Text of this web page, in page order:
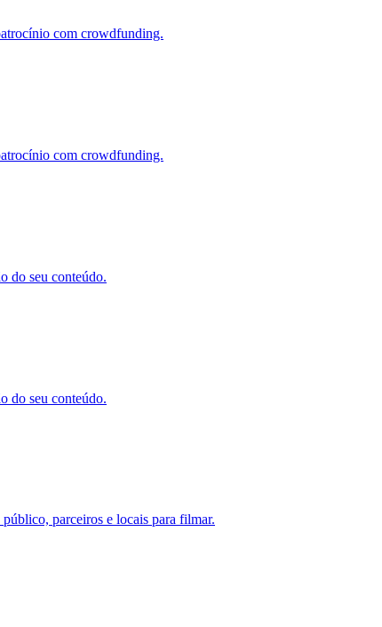
com crowdfunding.
com crowdfunding.
do seu conteúdo.
do seu conteúdo.
parceiros e locais para filmar.